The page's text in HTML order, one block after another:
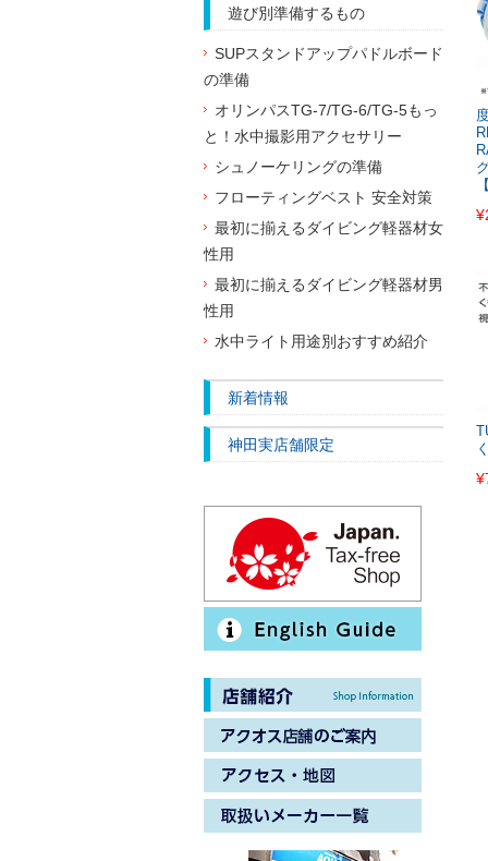
遊び別準備するもの
SUPスタンドアップパドルボード
の準備
オリンパスTG-7/TG-6/TG-5もっ
と！水中撮影用アクセサリー
シュノーケリングの準備
フローティングベスト 安全対策
最初に揃えるダイビング軽器材女
性用
最初に揃えるダイビング軽器材男
性用
水中ライト用途別おすすめ紹介
新着情報
神田実店舗限定